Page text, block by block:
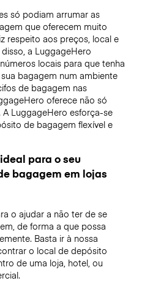
só podiam arrumar as
que oferecem muito
respeito aos preços, local e
a LuggageHero
locais para que tenha
bagagem num ambiente
de bagagem nas
oferece não só
LuggageHero esforça-se
de bagagem flexível e
para o seu
bagagem em lojas
o ajudar a não ter de se
de forma a que possa
Basta ir à nossa
o local de depósito
de uma loja, hotel, ou